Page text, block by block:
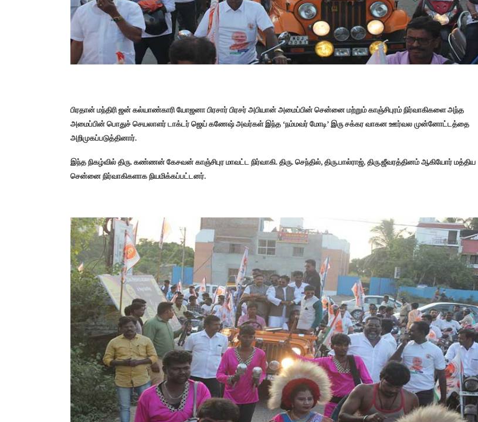
பிரதான் மந்திரி ஜன் கல்யாண்காரி யோஜனா பிரசார் பிரசர் அபியான் அமைப்பின் சென்னை மற்றும் காஞ்சிபுரம் நிர்வாகிகளை அந்த
அமைப்பின் பொதுச் செயலாளர் டாக்டர் ஜெய் கணேஷ் அவர்கள் இந்த ‘நம்மவர் மோடி’ இரு சக்கர வாகன ஊர்வல முன்னோட்டத்தை
அறிமுகப்படுத்தினார்.
இந்த நிகழ்வில் திரு. கண்ணன் கேசவன் காஞ்சிபுர மாவட்ட நிர்வாகி. திரு. செந்தில், திரு.பால்ராஜ், திரு.ஜீவரத்தினம் ஆகியோர் மத்திய
சென்னை நிர்வாகிகளாக நியமிக்கப்பட்டனர்.